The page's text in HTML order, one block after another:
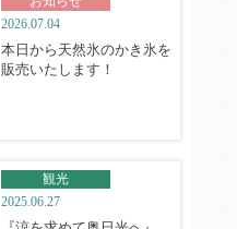
2026.07.04
本日から天然氷のかき氷を
販売いたします！
観光
2025.06.27